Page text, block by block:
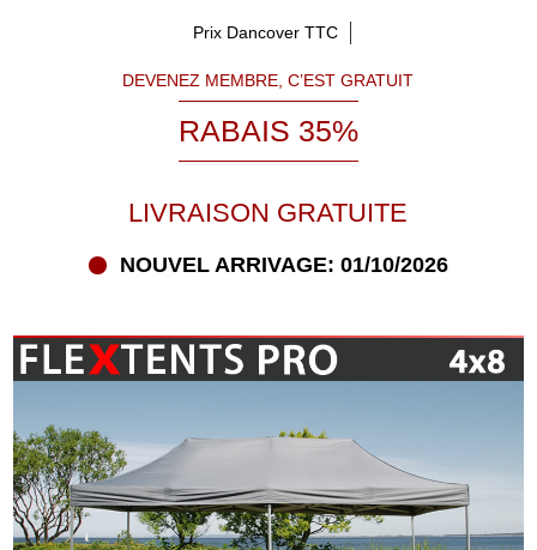
Prix Dancover TTC
DEVENEZ MEMBRE, C’EST GRATUIT
RABAIS 35%
LIVRAISON GRATUITE
NOUVEL ARRIVAGE: 01/10/2026